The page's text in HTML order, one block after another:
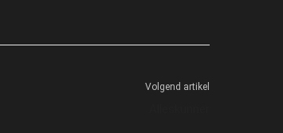
Volgend artikel